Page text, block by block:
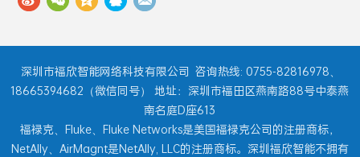
深圳市福欣智能网络科技有限公司 咨询热线: 0755-82816978、
18665394682（微信同号） 地址：深圳市福田区燕南路88号中泰燕
南名庭D座613
福禄克、Fluke、Fluke Networks是美国福禄克公司的注册商标，
NetAlly、AirMagnt是NetAlly, LLC的注册商标。深圳福欣智能不拥有